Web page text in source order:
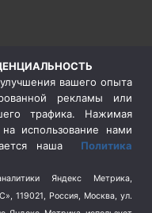
вашего опыта
рекламы или
трафика. Нажимая
использование нами
наша Политика
Яндекс Метрика,
119021, Россия, Москва, ул.